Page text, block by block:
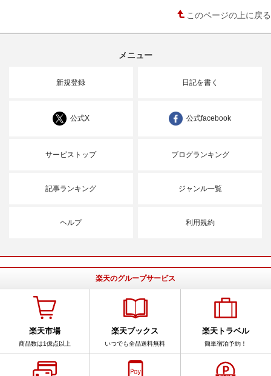
このページの上に戻る
メニュー
新規登録 日記を書く
公式X 公式facebook
サービストップ ブログランキング
記事ランキング ジャンル一覧
ヘルプ 利用規約
楽天のグループサービス
楽天市場
商品数は1億点以上
楽天ブックス
いつでも全品送料無料
楽天トラベル
簡単宿泊予約！